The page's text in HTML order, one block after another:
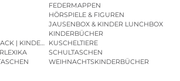
FEDERMAPPEN
HÖRSPIELE & FIGUREN
JAUSENBOX & KINDER LUNCHBOX
KINDERBÜCHER
KINDERGARTENRUCKSACK | KINDERGARTENBEUTEL
KUSCHELTIERE
SCHULTASCHEN
WEIHNACHTSKINDERBÜCHER